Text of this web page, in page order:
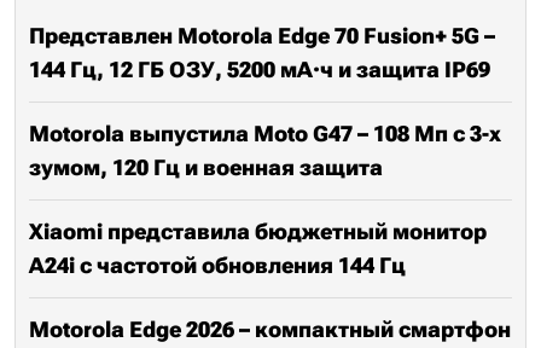
Представлен Motorola Edge 70 Fusion+ 5G –
144 Гц, 12 ГБ ОЗУ, 5200 мА·ч и защита IP69
Motorola выпустила Moto G47 – 108 Мп с 3-х
зумом, 120 Гц и военная защита
Xiaomi представила бюджетный монитор
A24i с частотой обновления 144 Гц
Motorola Edge 2026 – компактный смартфон